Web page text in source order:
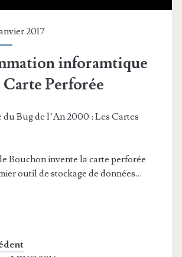
2017
inforamtique
Carte Perforée
du Bug de l’An 2000 : Les Cartes
Bouchon invente la carte perforée
outil de stockage de données…